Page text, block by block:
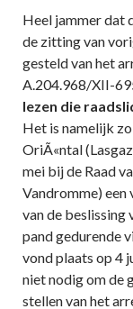
Heel jammer dat
de zitting van
gesteld van het
A.204.968/XII-
lezen die
Het is namelijk
OriÃ«ntal
mei bij de Raad
Vandromme)
van de beslissing
pand gedurende
vond plaats op 4
niet nodig om de
stellen van het